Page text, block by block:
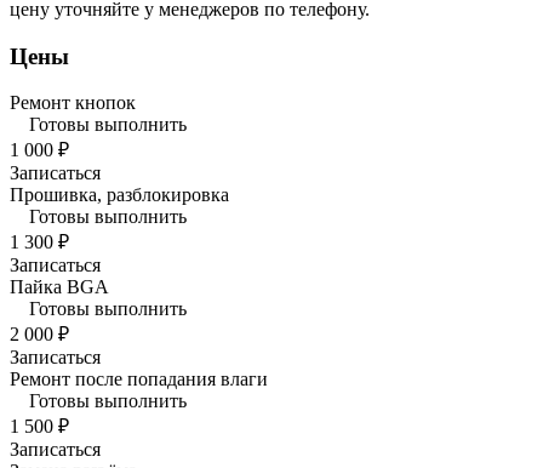
цену уточняйте у менеджеров по телефону.
Цены
Ремонт кнопок
Готовы выполнить
1 000 ₽
Записаться
Прошивка, разблокировка
Готовы выполнить
1 300 ₽
Записаться
Пайка BGA
Готовы выполнить
2 000 ₽
Записаться
Ремонт после попадания влаги
Готовы выполнить
1 500 ₽
Записаться